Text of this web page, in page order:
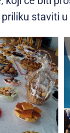
staviti u